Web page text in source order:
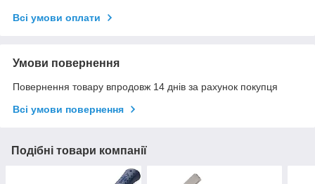
Всі умови оплати
Умови повернення
Повернення товару впродовж 14 днів за рахунок покупця
Всі умови повернення
Подібні товари компанії